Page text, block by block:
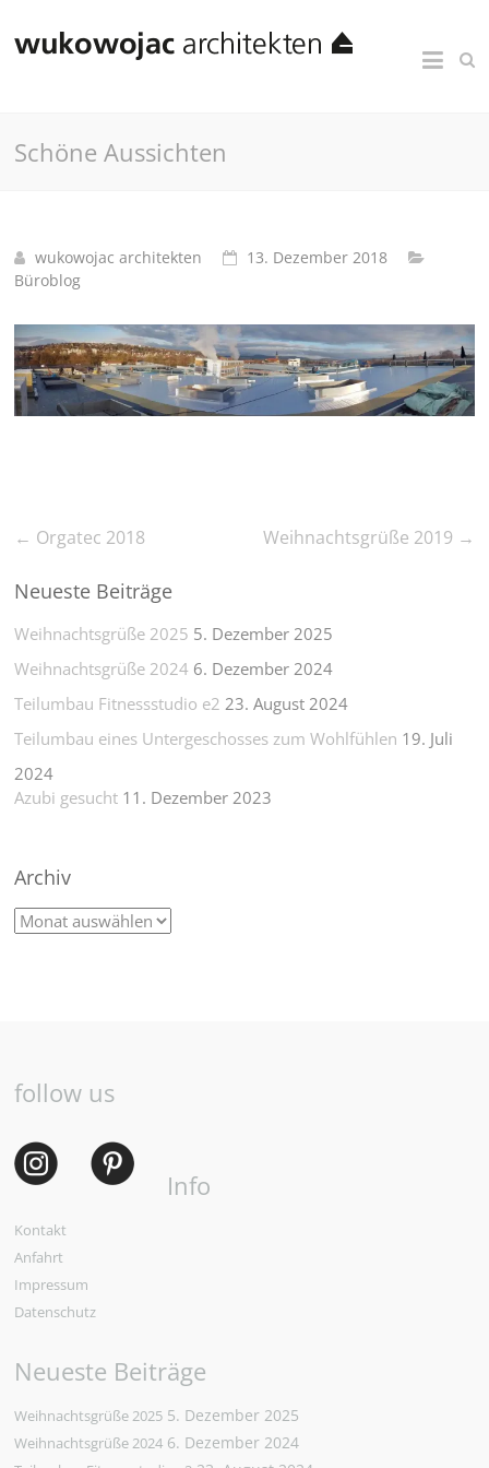
Schöne Aussichten
wukowojac architekten
13. Dezember 2018
Büroblog
← Orgatec 2018 Weihnachtsgrüße 2019 →
Neueste Beiträge
Weihnachtsgrüße 2025 5. Dezember 2025
Weihnachtsgrüße 2024 6. Dezember 2024
Teilumbau Fitnessstudio e2 23. August 2024
Teilumbau eines Untergeschosses zum Wohlfühlen 19. Juli
2024
Azubi gesucht 11. Dezember 2023
Archiv
follow us
Info
Kontakt
Anfahrt
Impressum
Datenschutz
Neueste Beiträge
Weihnachtsgrüße 2025 5. Dezember 2025
Weihnachtsgrüße 2024 6. Dezember 2024